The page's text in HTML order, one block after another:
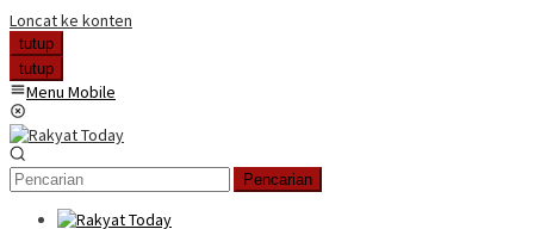
Loncat ke konten
tutup
tutup
Menu Mobile
Pencarian